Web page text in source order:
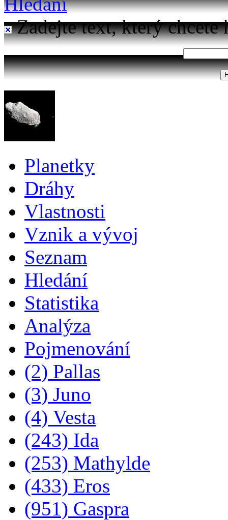
Zadejte text, který chcete
Planetky
Dráhy
Vlastnosti
Vznik a vývoj
Seznam
Hledání
Statistika
Analýza
Pojmenování
(2) Pallas
(3) Juno
(4) Vesta
(243) Ida
(253) Mathylde
(433) Eros
(951) Gaspra